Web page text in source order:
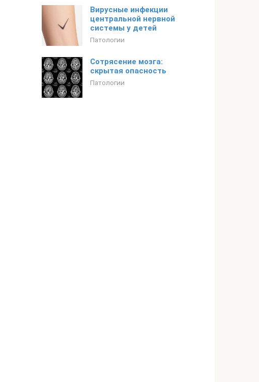
Вирусные инфекции
центральной нервной
системы у детей
Патологии
Сотрясение мозга:
скрытая опасность
Патологии